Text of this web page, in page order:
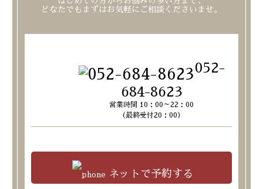
どなたでもまずはお気軽にご相談くださいませ。
052-
684-8623
営業時間 10：00～22：00
（最終受付20：00）
ネットで予約する